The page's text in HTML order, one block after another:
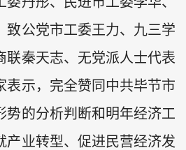
致公党市工委王力、九三学
联秦天志、无党派人士代表
表示，完全赞同中共毕节市
势的分析判断和明年经济工
产业转型、促进民营经济发